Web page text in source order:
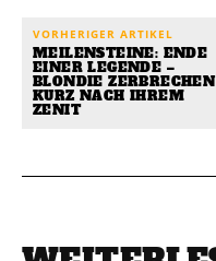
VORHERIGER ARTIKEL
MEILENSTEINE: ENDE
EINER LEGENDE –
BLONDIE ZERBRECHEN
KURZ NACH IHREM
ZENIT